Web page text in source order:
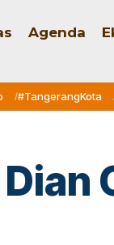
Agenda
#TangerangKota